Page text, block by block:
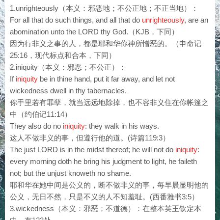
1.unrighteously（本义：邪恶地；不公正地；不正当地）：
For all that do such things, and all that do unrighteously, are an
abomination unto the LORD thy God.（KJB，下同）
因为行非义之事的人，都是耶和华你神所憎恶的。（申命记
25:16，现代标点和合本，下同）
2.iniquity（本义：邪恶；不公正）：
Ifiniquity be in thine hand, put it far away, and let not
wickedness dwell in thy tabernacles.
你手里若有罪孽，就当远远地除掉，也不容非义住在你帐篷之
中（约伯记11:14）
They also do no iniquity: they walk in his ways.
这人不做非义的事，但遵行他的道。(诗篇119:3）
The just LORD is in the midst thereof; he will not do iniquity:
every morning doth he bring his judgment to light, he faileth
not; but the unjust knoweth no shame.
耶和华在她中间是公义的，断不做非义的事，每早晨显明他的
公义，无日不然，只是不义的人不知羞耻。(西番雅书3:5）
3.wickedness（本义：邪恶；不道德）：在整本英王钦定本